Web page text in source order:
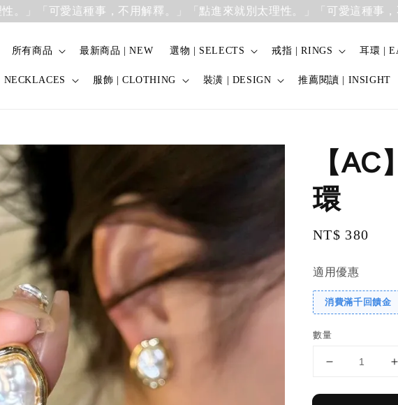
「可愛這種事，不用解釋。」「點進來就別太理性。」「可愛這種事，不用
所有商品 最新商品 | NEW 選物 | SELECTS 戒指 | RINGS 耳環 |
NECKLACES 服飾 | CLOTHING 裝潢 | DESIGN 推薦閱讀 | INSIGHT
【
環
Regular
NT$ 380
適用優惠
消費滿千回饋金
數量